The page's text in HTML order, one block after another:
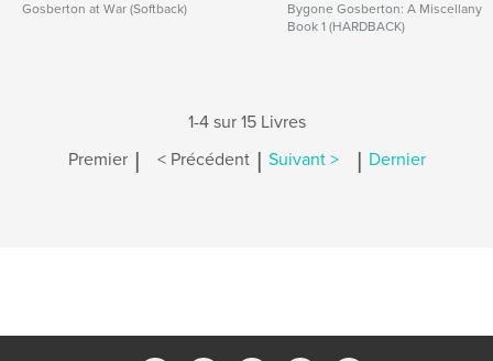
Gosberton at War (Softback)
Bygone Gosberton: A Miscellany
Book 1 (HARDBACK)
1-4 sur 15 Livres
Premier | < Précédent | Suivant > | Dernier